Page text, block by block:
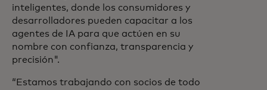
inteligentes, donde los consumidores y
desarrolladores pueden capacitar a los
agentes de IA para que actúen en su
nombre con confianza, transparencia y
precisión".
“Estamos trabajando con socios de todo